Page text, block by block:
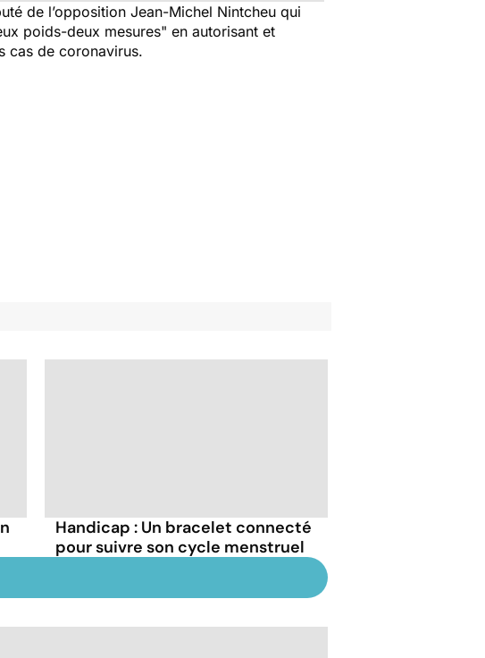
de l’opposition Jean-Michel Nintcheu qui
poids-deux mesures" en autorisant et
cas de coronavirus.
Handicap : Un bracelet connecté
pour suivre son cycle menstruel